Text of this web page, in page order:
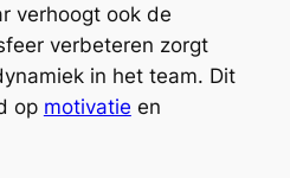
verhoogt ook de
verbeteren zorgt
in het team. Dit
op motivatie en